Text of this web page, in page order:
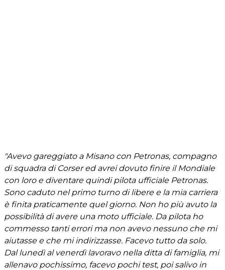
"Avevo gareggiato a Misano con Petronas, compagno
di squadra di Corser ed avrei dovuto finire il Mondiale
con loro e diventare quindi pilota ufficiale Petronas.
Sono caduto nel primo turno di libere e la mia carriera
è finita praticamente quel giorno. Non ho più avuto la
possibilità di avere una moto ufficiale. Da pilota ho
commesso tanti errori ma non avevo nessuno che mi
aiutasse e che mi indirizzasse. Facevo tutto da solo.
Dal lunedì al venerdì lavoravo nella ditta di famiglia, mi
allenavo pochissimo, facevo pochi test, poi salivo in